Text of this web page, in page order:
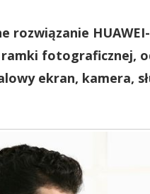
rozwiązanie
fotograficznej,
ekran, kamera,